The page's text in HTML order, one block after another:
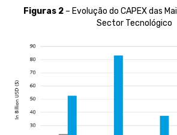
Figuras 2 – Evolução do CAPEX das
Sector Tecnológico